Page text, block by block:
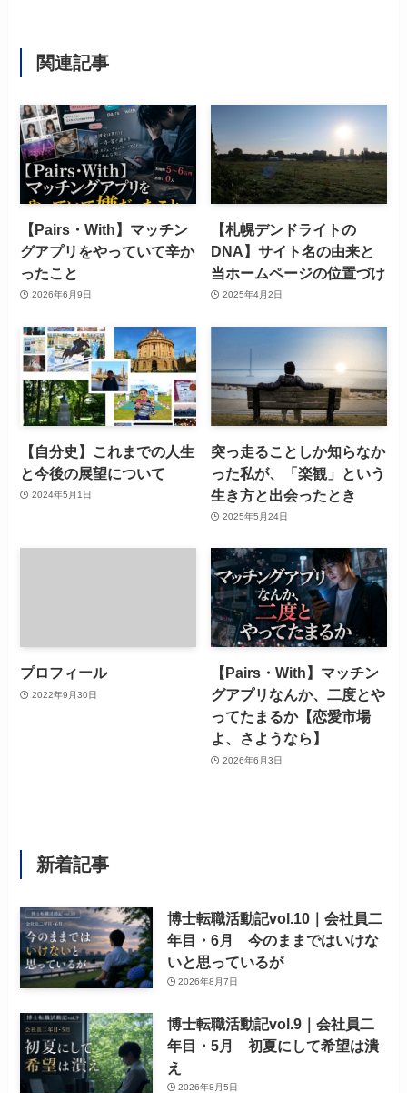
関連記事
【Pairs・With】マッチン
グアプリをやっていて辛か
ったこと
2026年6月9日
【札幌デンドライトの
DNA】サイト名の由来と
当ホームページの位置づけ
2025年4月2日
【自分史】これまでの人生
と今後の展望について
2024年5月1日
突っ走ることしか知らなか
った私が、「楽観」という
生き方と出会ったとき
2025年5月24日
プロフィール
2022年9月30日
【Pairs・With】マッチン
グアプリなんか、二度とや
ってたまるか【恋愛市場
よ、さようなら】
2026年6月3日
新着記事
博士転職活動記vol.10｜会社員二
年目・6月 今のままではいけな
いと思っているが
2026年8月7日
博士転職活動記vol.9｜会社員二
年目・5月 初夏にして希望は潰
え
2026年8月5日